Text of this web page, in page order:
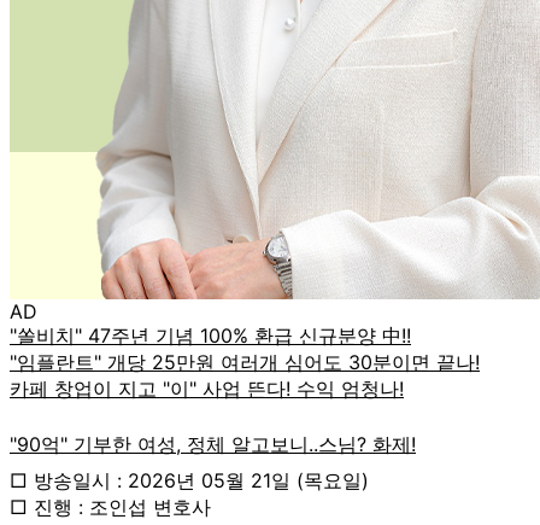
AD
□ 방송일시 : 2026년 05월 21일 (목요일)
□ 진행 : 조인섭 변호사